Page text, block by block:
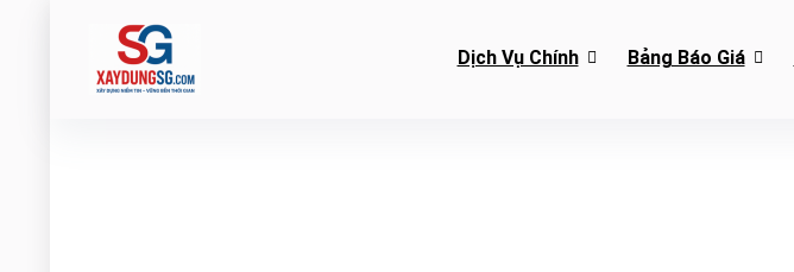
Dịch Vụ Chính Bảng Báo Giá